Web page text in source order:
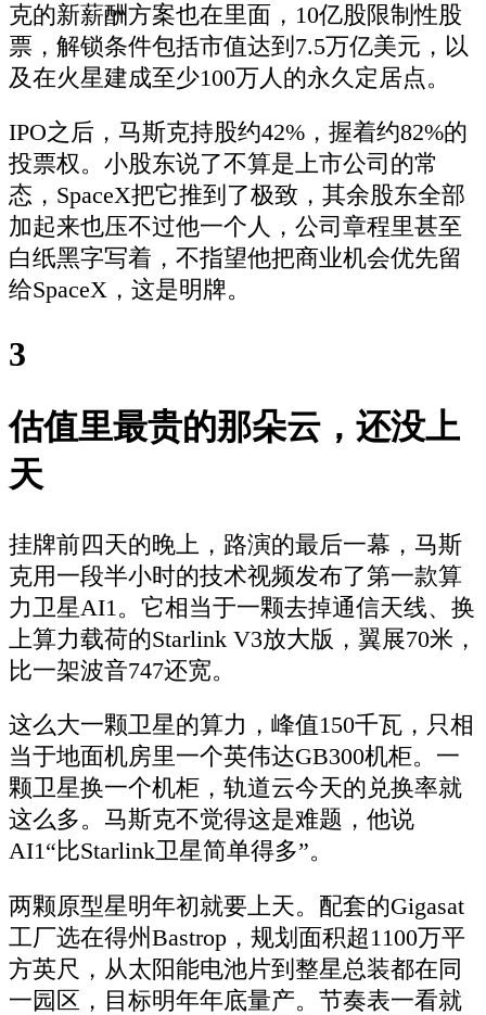
克的新薪酬方案也在里面，10亿股限制性股
票，解锁条件包括市值达到7.5万亿美元，以
及在火星建成至少100万人的永久定居点。
IPO之后，马斯克持股约42%，握着约82%的
投票权。小股东说了不算是上市公司的常
态，SpaceX把它推到了极致，其余股东全部
加起来也压不过他一个人，公司章程里甚至
白纸黑字写着，不指望他把商业机会优先留
给SpaceX，这是明牌。
3
估值里最贵的那朵云，还没上
天
挂牌前四天的晚上，路演的最后一幕，马斯
克用一段半小时的技术视频发布了第一款算
力卫星AI1。它相当于一颗去掉通信天线、换
上算力载荷的Starlink V3放大版，翼展70米，
比一架波音747还宽。
这么大一颗卫星的算力，峰值150千瓦，只相
当于地面机房里一个英伟达GB300机柜。一
颗卫星换一个机柜，轨道云今天的兑换率就
这么多。马斯克不觉得这是难题，他说
AI1“比Starlink卫星简单得多”。
两颗原型星明年初就要上天。配套的Gigasat
工厂选在得州Bastrop，规划面积超1100万平
方英尺，从太阳能电池片到整星总装都在同
一园区，目标明年年底量产。节奏表一看就